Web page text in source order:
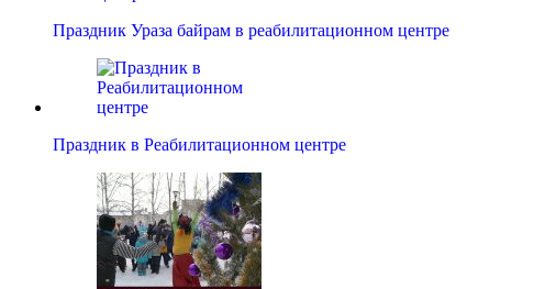
Праздник Ураза байрам в реабилитационном центре
Праздник в Реабилитационном центре